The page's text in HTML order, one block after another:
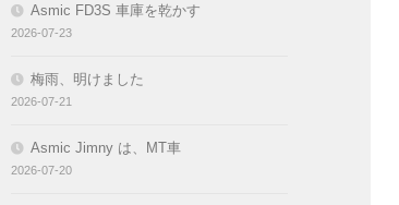
Asmic FD3S 車庫を乾かす
2026-07-23
梅雨、明けました
2026-07-21
Asmic Jimny は、MT車
2026-07-20